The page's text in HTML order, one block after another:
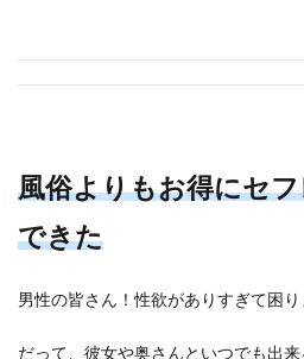
風俗よりもお得にセ
できた
男性の皆さん！性欲がありすぎて困り
だって、彼女や奥さんといつでも出